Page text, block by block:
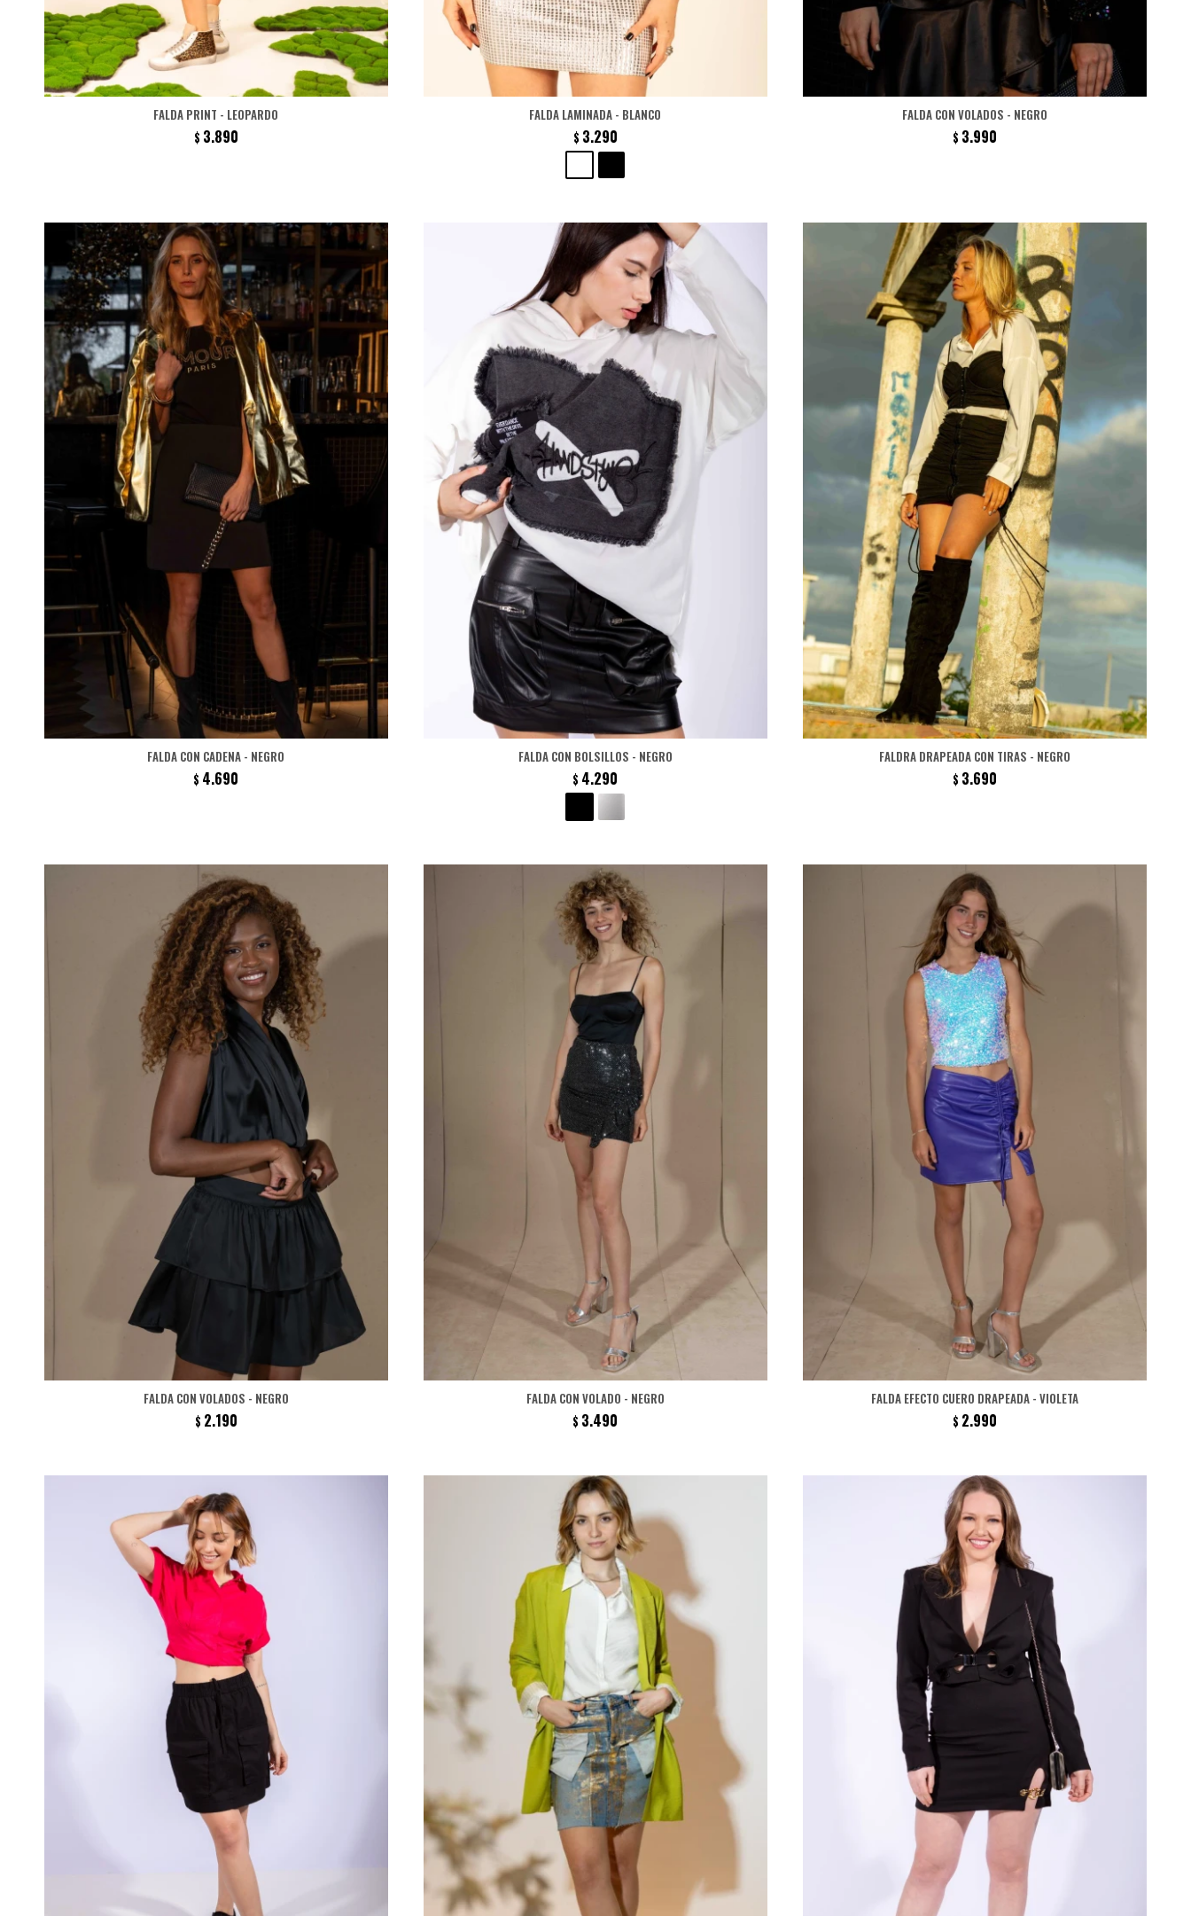
FALDA PRINT - LEOPARDO
$ 3.890
FALDA LAMINADA - BLANCO
$ 3.290
FALDA CON VOLADOS - NEGRO
$ 3.990
FALDA CON CADENA - NEGRO
$ 4.690
FALDA CON BOLSILLOS - NEGRO
$ 4.290
FALDRA DRAPEADA CON TIRAS - NEGRO
$ 3.690
FALDA CON VOLADOS - NEGRO
$ 2.190
FALDA CON VOLADO - NEGRO
$ 3.490
FALDA EFECTO CUERO DRAPEADA - VIOLETA
$ 2.990